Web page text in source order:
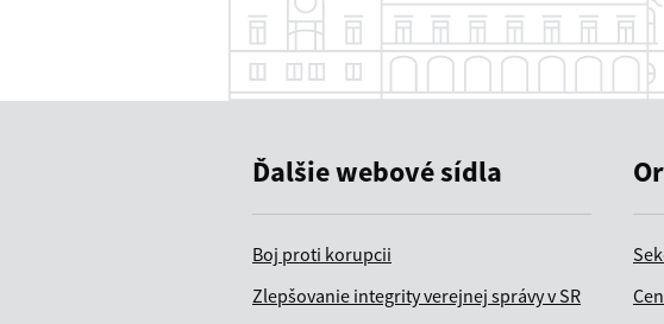
Ďalšie webové sídla
Boj proti korupcii
Zlepšovanie integrity verejnej správy v SR